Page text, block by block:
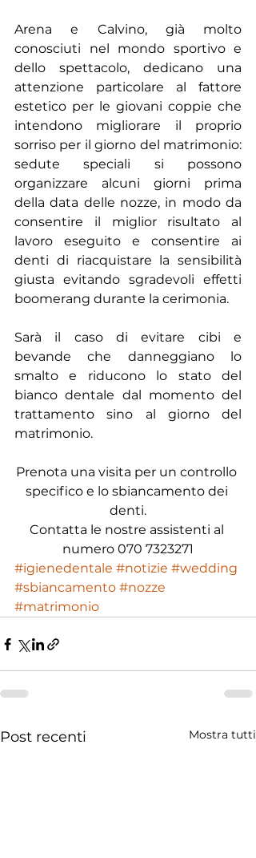
Arena e Calvino, già molto
conosciuti nel mondo sportivo e
dello spettacolo, dedicano una
attenzione particolare al fattore
estetico per le giovani coppie che
intendono migliorare il proprio
sorriso per il giorno del matrimonio:
sedute speciali si possono
organizzare alcuni giorni prima
della data delle nozze, in modo da
consentire il miglior risultato al
lavoro eseguito e consentire ai
denti di riacquistare la sensibilità
giusta evitando sgradevoli effetti
boomerang durante la cerimonia.
Sarà il caso di evitare cibi e
bevande che danneggiano lo
smalto e riducono lo stato del
bianco dentale dal momento del
trattamento sino al giorno del
matrimonio.
Prenota una visita per un controllo
specifico e lo sbiancamento dei
denti.
Contatta le nostre assistenti al
numero 070 7323271
#igienedentale #notizie #wedding
#sbiancamento #nozze
#matrimonio
Post recenti Mostra tutti